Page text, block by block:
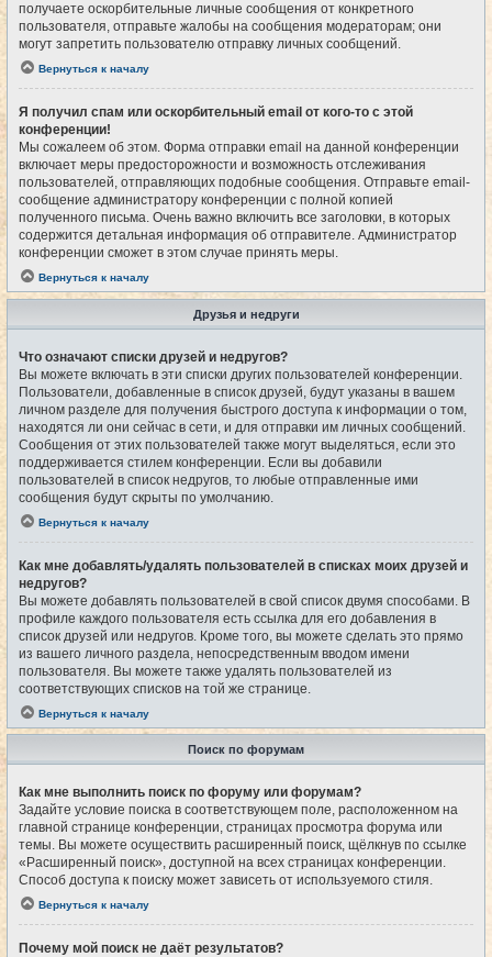
получаете оскорбительные личные сообщения от конкретного
пользователя, отправьте жалобы на сообщения модераторам; они
могут запретить пользователю отправку личных сообщений.
Вернуться к началу
Я получил спам или оскорбительный email от кого-то с этой
конференции!
Мы сожалеем об этом. Форма отправки email на данной конференции
включает меры предосторожности и возможность отслеживания
пользователей, отправляющих подобные сообщения. Отправьте email-
сообщение администратору конференции с полной копией
полученного письма. Очень важно включить все заголовки, в которых
содержится детальная информация об отправителе. Администратор
конференции сможет в этом случае принять меры.
Вернуться к началу
Друзья и недруги
Что означают списки друзей и недругов?
Вы можете включать в эти списки других пользователей конференции.
Пользователи, добавленные в список друзей, будут указаны в вашем
личном разделе для получения быстрого доступа к информации о том,
находятся ли они сейчас в сети, и для отправки им личных сообщений.
Сообщения от этих пользователей также могут выделяться, если это
поддерживается стилем конференции. Если вы добавили
пользователей в список недругов, то любые отправленные ими
сообщения будут скрыты по умолчанию.
Вернуться к началу
Как мне добавлять/удалять пользователей в списках моих друзей и
недругов?
Вы можете добавлять пользователей в свой список двумя способами. В
профиле каждого пользователя есть ссылка для его добавления в
список друзей или недругов. Кроме того, вы можете сделать это прямо
из вашего личного раздела, непосредственным вводом имени
пользователя. Вы можете также удалять пользователей из
соответствующих списков на той же странице.
Вернуться к началу
Поиск по форумам
Как мне выполнить поиск по форуму или форумам?
Задайте условие поиска в соответствующем поле, расположенном на
главной странице конференции, страницах просмотра форума или
темы. Вы можете осуществить расширенный поиск, щёлкнув по ссылке
«Расширенный поиск», доступной на всех страницах конференции.
Способ доступа к поиску может зависеть от используемого стиля.
Вернуться к началу
Почему мой поиск не даёт результатов?